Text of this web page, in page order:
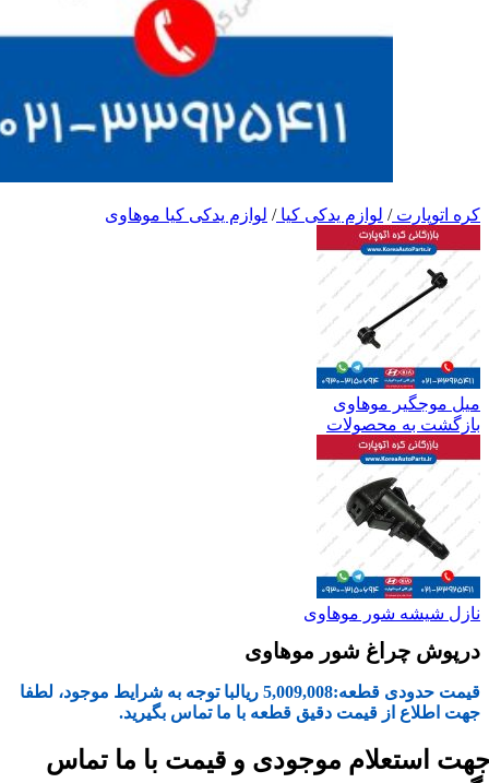
کره اتوپارت/ لوازم یدکی کیا/ لوازم یدکی کیا موهاوی
میل موجگیر موهاوی
بازگشت به محصولات
نازل شیشه شور موهاوی
درپوش چراغ شور موهاوی
قیمت حدودی قطعه:5,009,008 ریالبا توجه به شرایط موجود، لطفا
جهت اطلاع از قیمت دقیق قطعه با ما تماس بگیرید.
استعلام موجودی و قیمت با ما تماس